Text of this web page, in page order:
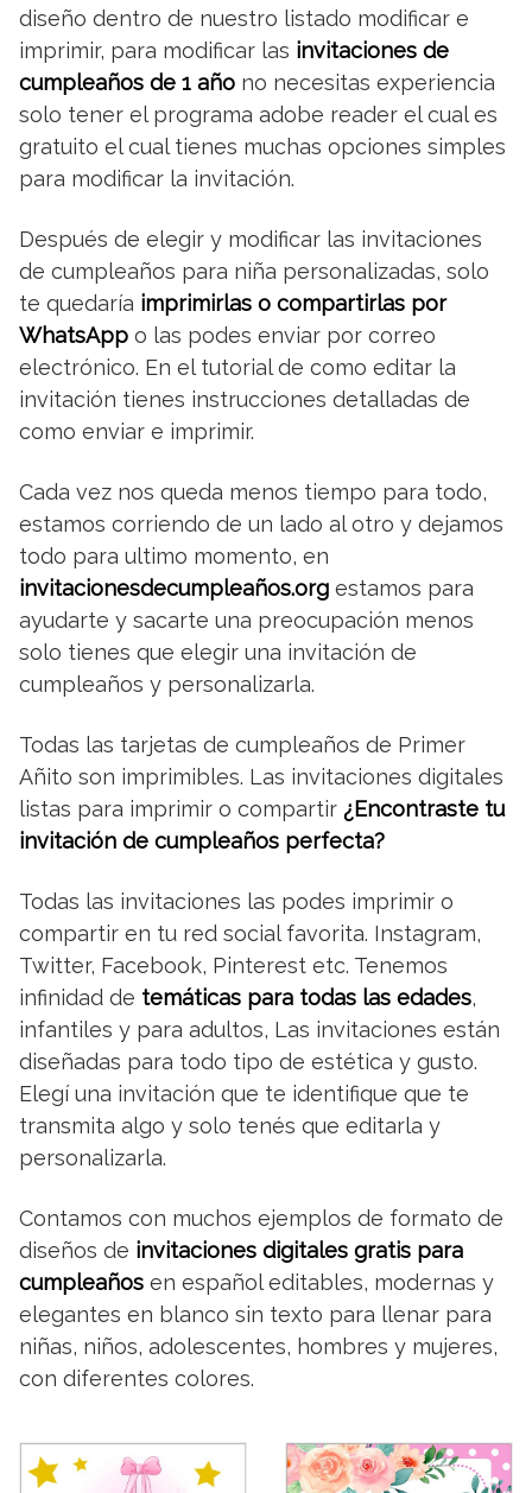
diseño dentro de nuestro listado modificar e
imprimir, para modificar las invitaciones de
cumpleaños de 1 año no necesitas experiencia
solo tener el programa adobe reader el cual es
gratuito el cual tienes muchas opciones simples
para modificar la invitación.
Después de elegir y modificar las invitaciones
de cumpleaños para niña personalizadas, solo
te quedaría imprimirlas o compartirlas por
WhatsApp o las podes enviar por correo
electrónico. En el tutorial de como editar la
invitación tienes instrucciones detalladas de
como enviar e imprimir.
Cada vez nos queda menos tiempo para todo,
estamos corriendo de un lado al otro y dejamos
todo para ultimo momento, en
invitacionesdecumpleaños.org estamos para
ayudarte y sacarte una preocupación menos
solo tienes que elegir una invitación de
cumpleaños y personalizarla.
Todas las tarjetas de cumpleaños de Primer
Añito son imprimibles. Las invitaciones digitales
listas para imprimir o compartir ¿Encontraste tu
invitación de cumpleaños perfecta?
Todas las invitaciones las podes imprimir o
compartir en tu red social favorita. Instagram,
Twitter, Facebook, Pinterest etc. Tenemos
infinidad de temáticas para todas las edades,
infantiles y para adultos, Las invitaciones están
diseñadas para todo tipo de estética y gusto.
Elegí una invitación que te identifique que te
transmita algo y solo tenés que editarla y
personalizarla.
Contamos con muchos ejemplos de formato de
diseños de invitaciones digitales gratis para
cumpleaños en español editables, modernas y
elegantes en blanco sin texto para llenar para
niñas, niños, adolescentes, hombres y mujeres,
con diferentes colores.